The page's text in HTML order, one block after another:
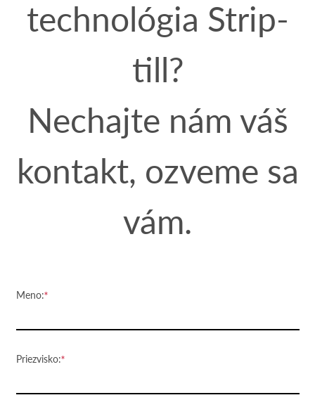
technológia Strip-
till?
Nechajte nám váš
kontakt, ozveme sa
vám.
Meno:
Priezvisko: